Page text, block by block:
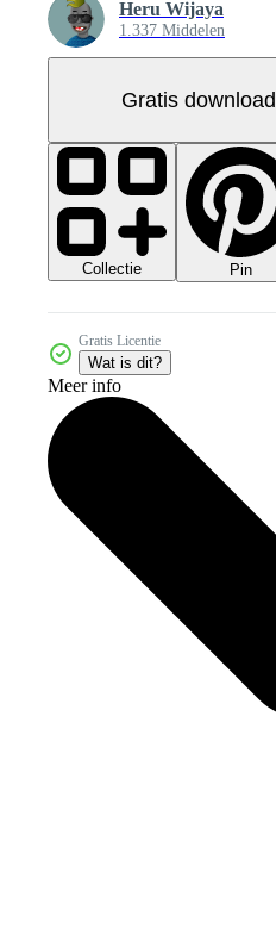
Heru Wijaya
1.337 Middelen
Gratis download
Collectie Pin
Gratis Licentie
Wat is dit?
Meer info